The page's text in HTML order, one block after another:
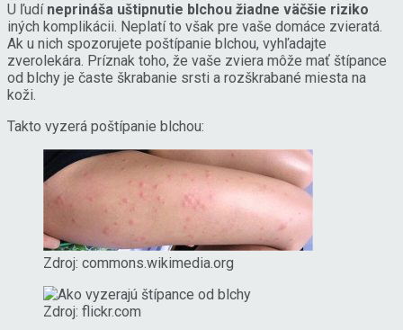
U ľudí neprináša uštipnutie blchou žiadne väčšie riziko
iných komplikácii. Neplatí to však pre vaše domáce zvieratá.
Ak u nich spozorujete poštípanie blchou, vyhľadajte
zverolekára. Príznak toho, že vaše zviera môže mať štípance
od blchy je časte škrabanie srsti a rozškrabané miesta na
koži.
Takto vyzerá poštípanie blchou:
Zdroj: commons.wikimedia.org
Zdroj: flickr.com